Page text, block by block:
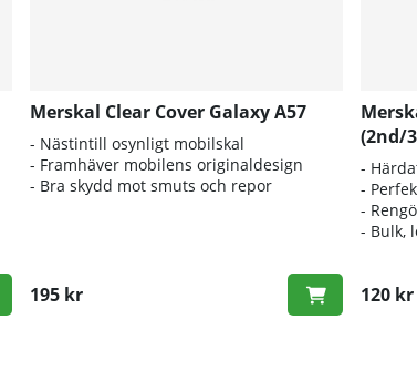
Merskal Clear Cover Galaxy A57
- Nästintill osynligt mobilskal
- Framhäver mobilens originaldesign
- Bra skydd mot smuts och repor
195 kr
(2nd/
-
-
-
- Bulk,
120 kr